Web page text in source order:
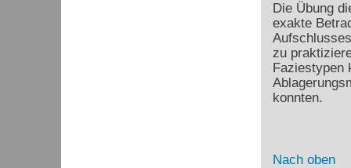
Die Übung
exakte
zu
Faziestypen
konnten.
Nach oben